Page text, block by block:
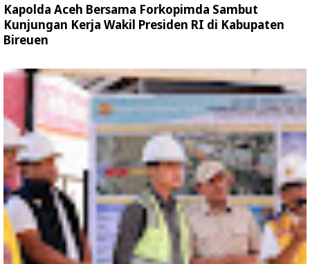
Kapolda Aceh Bersama Forkopimda Sambut
Kunjungan Kerja Wakil Presiden RI di Kabupaten
Bireuen